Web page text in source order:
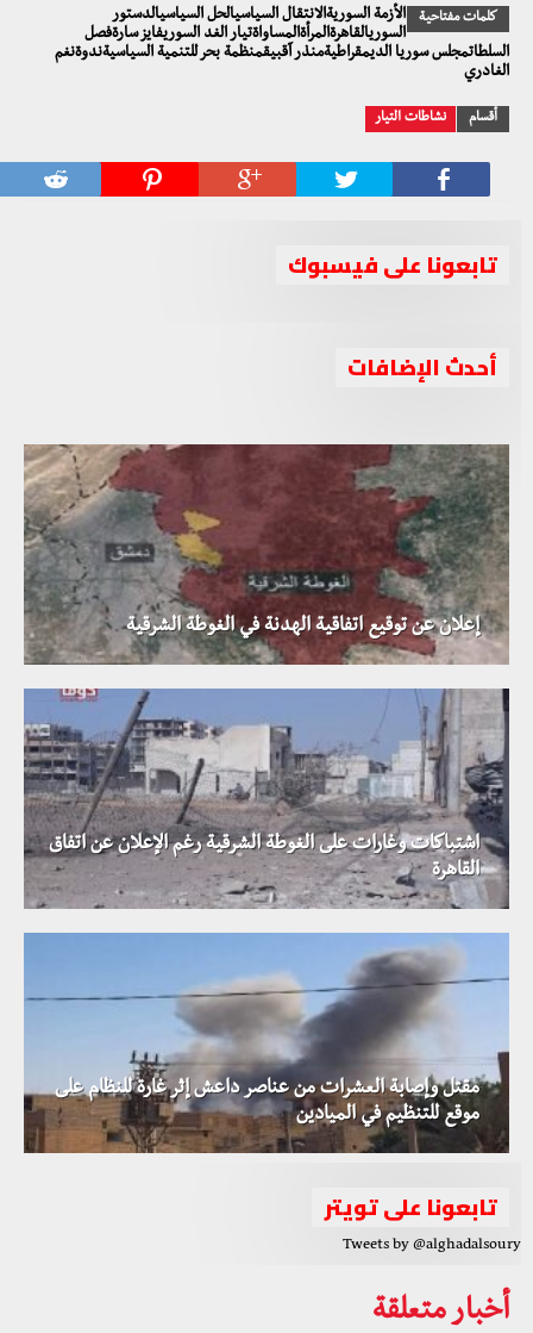
كلمات مفتاحية
الأزمة السوريةالانتقال السياسيالحل السياسيالدستور
السوريالقاهرةالمرأةالمساواةتيار الغد السوريفايز سارةفصل
السلطاتمجلس سوريا الديمقراطيةمنذر آقبيقمنظمة بحر للتنمية السياسيةندوةنغم
الغادري
أقسام نشاطات التيار
تابعونا على فيسبوك
أحدث الإضافات
اهتمام إعلامي كبير بإنجاز اتفاق الهدنة في الغوطة الشرقية
إعلان عن توقيع اتفاقية الهدنة في الغوطة الشرقية
اشتباكات وغارات على الغوطة الشرقية رغم الإعلان عن اتفاق
القاهرة
مقتل وإصابة العشرات من عناصر داعش إثر غارة للنظام على
موقع للتنظيم في الميادين
تابعونا على تويتر
Tweets by @alghadalsoury
أخبار متعلقة